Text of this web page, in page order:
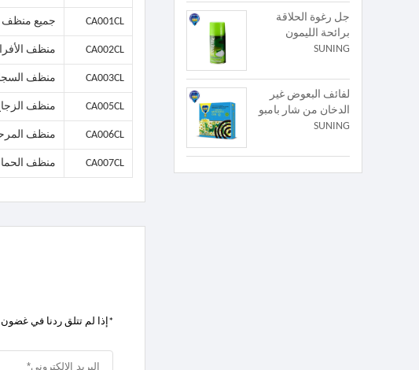
CA001CL جميع منظف
CA002CL منظف
CA003CL منظف
CA005CL منظف
CA006CL منظف
CA007CL منظف
*إذا لم تتلق ردنا في غضون 24 ساعة ، يرجى إعادة إرساله إلى بريدنا الإلكتروني s@aogrand.com موزع ، أو اتصل على + 86-18151000009 مباشرة.
جل رغوة الحلاقة
برائحة الليمون
SUNING
لفائف البعوض غير
الدخان من شار بامبو
SUNING